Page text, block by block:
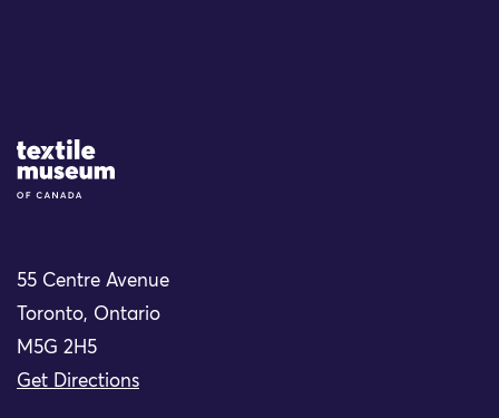
Site Logo
55 Centre Avenue
Toronto, Ontario
M5G 2H5
Get Directions